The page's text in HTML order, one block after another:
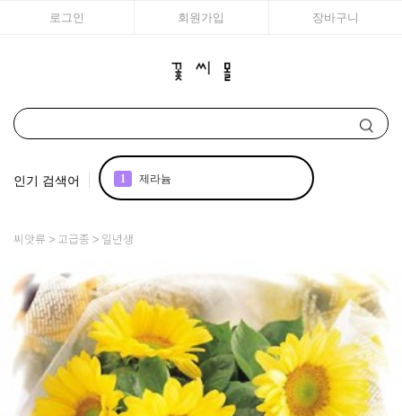
로그인 회원가입 장바구니
인기 검색어 1 제라늄
4 조날
5 리갈
6 매발톱
씨앗류 고급종 일년생